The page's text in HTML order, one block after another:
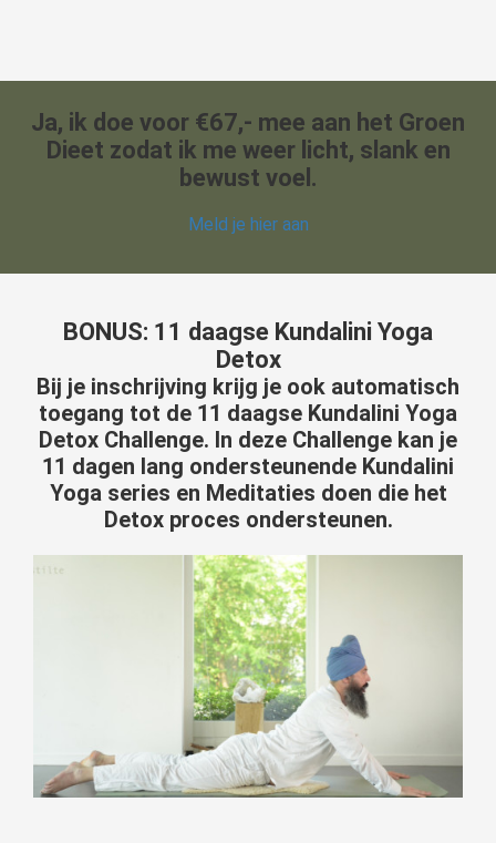
Ja, ik doe voor €67,- mee aan het Groen
Dieet zodat ik me weer licht, slank en
bewust voel.
Meld je hier aan
BONUS: 11 daagse Kundalini Yoga
Detox
Bij je inschrijving krijg je ook automatisch
toegang tot de 11 daagse Kundalini Yoga
Detox Challenge. In deze Challenge kan je
11 dagen lang ondersteunende Kundalini
Yoga series en Meditaties doen die het
Detox proces ondersteunen.